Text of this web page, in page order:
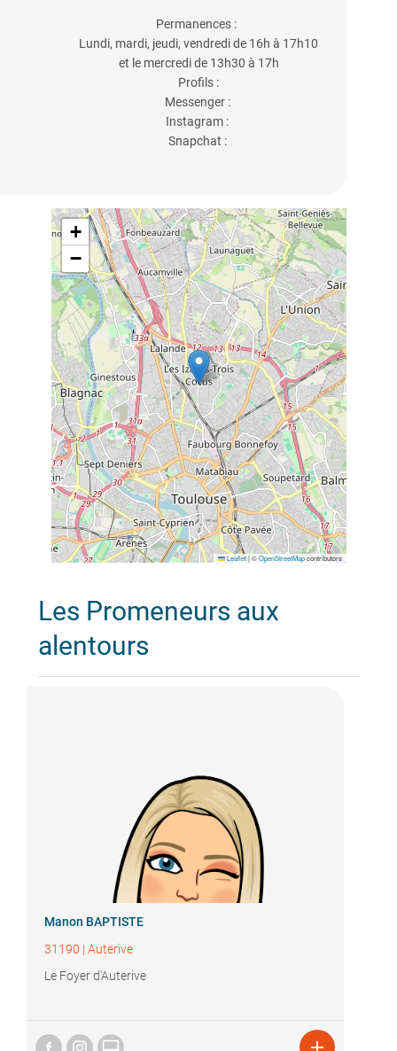
Permanences :
Lundi, mardi, jeudi, vendredi de 16h à 17h10
et le mercredi de 13h30 à 17h
Profils :
Messenger :
Instagram :
Snapchat :
+
−
Leaflet |©OpenStreetMapcontributors
Les Promeneurs aux
alentours
Manon BAPTISTE
31190 | Auterive
Le Foyer d'Auterive
